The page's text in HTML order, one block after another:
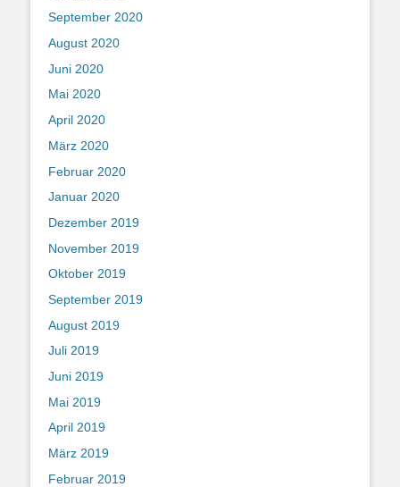
September 2020
August 2020
Juni 2020
Mai 2020
April 2020
März 2020
Februar 2020
Januar 2020
Dezember 2019
November 2019
Oktober 2019
September 2019
August 2019
Juli 2019
Juni 2019
Mai 2019
April 2019
März 2019
Februar 2019